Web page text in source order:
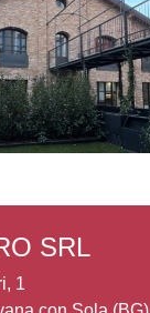
SRL
1